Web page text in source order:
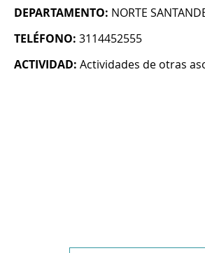
DEPARTAMENTO: NORTE
TELÉFONO: 3114452555
ACTIVIDAD: Actividades de otras